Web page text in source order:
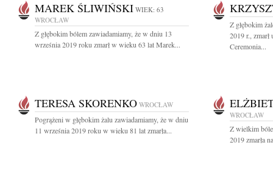
MAREK ŚLIWIŃSKI WIEK: 63
WROCŁAW
Z głębokim bólem zawiadamiamy, że w dniu 13
września 2019 roku zmarł w wieku 63 lat Marek...
Z głębokim
2019 r.,
Ceremonia...
TERESA SKORENKO WROCŁAW
Pogrążeni w głębokim żalu zawiadamiamy, że w dniu
11 września 2019 roku w wieku 81 lat zmarła...
WROCŁAW
Z wielkim
2019 zmarła